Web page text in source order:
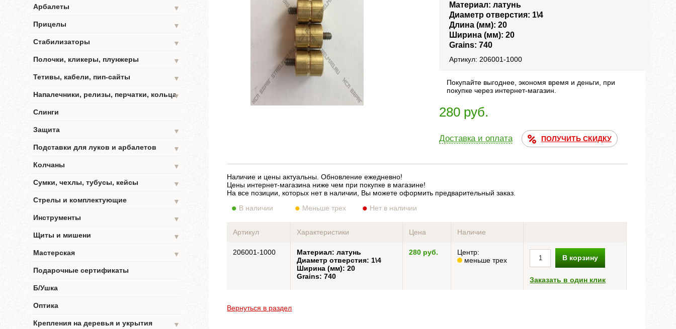
Арбалеты
▼
Прицелы
▼
Стабилизаторы
▼
Полочки, кликеры, плунжеры
▼
Тетивы, кабели, пип-сайты
▼
Напалечники, релизы, перчатки, кольца▼
Слинги
Защита
▼
Подставки для луков и арбалетов
▼
Колчаны
▼
Сумки, чехлы, тубусы, кейсы
▼
Стрелы и комплектующие
▼
Инструменты
▼
Щиты и мишени
▼
Мастерская
▼
Подарочные сертификаты
Б/Ушка
Оптика
Крепления на деревья и укрытия
▼
Материал: латунь
Диаметр отверстия: 1\4
Длина (мм): 20
Ширина (мм): 20
Grains: 740
Артикул: 206001-1000
Покупайте выгоднее, экономя время и деньги, при
покупке через интернет-магазин.
280 руб.
Доставка и оплата ПОЛУЧИТЬ СКИДКУ
Наличие и цены актуальны. Обновление ежедневно!
Цены интернет-магазина ниже чем при покупке в магазине!
На все позиции, которых нет в наличии, Вы можете оформить предварительный заказ.
В наличии
Меньше трех Нет в наличии
Артикул Характеристики Цена Наличие
206001-1000
Материал: латунь
Диаметр отверстия: 1\4
Ширина (мм): 20
Grains: 740
280 руб.
Центр:
меньше трех
В корзину
Заказать в один клик
Вернуться в раздел